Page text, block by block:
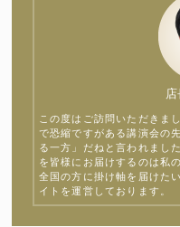
この度はご訪問いただきま
で恐縮ですがある講演会の
る一方」だねと言われまし
を皆様にお届けするのは私
全国の方に掛け軸を届けた
イトを運営しております。